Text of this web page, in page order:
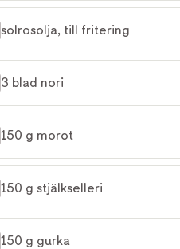
solrosolja, till fritering
3 blad nori
150 g morot
150 g stjälkselleri
150 g gurka